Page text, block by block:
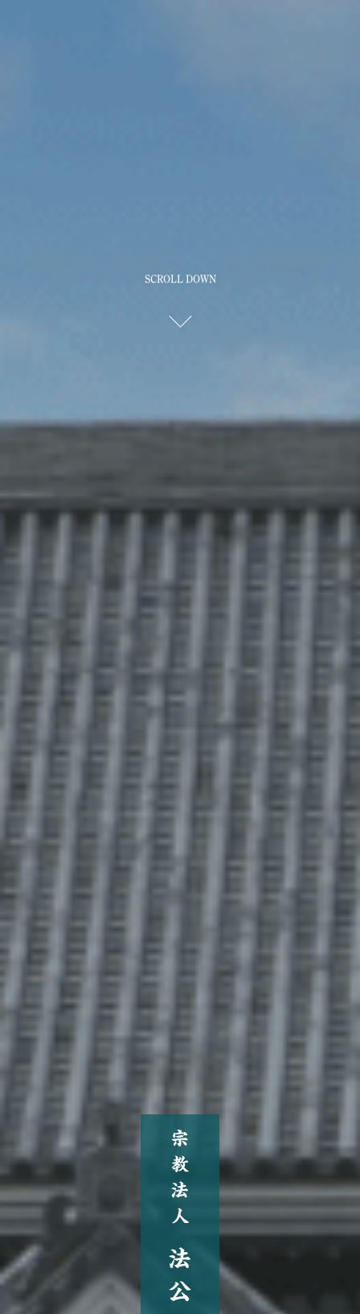
SCROLL DOWN